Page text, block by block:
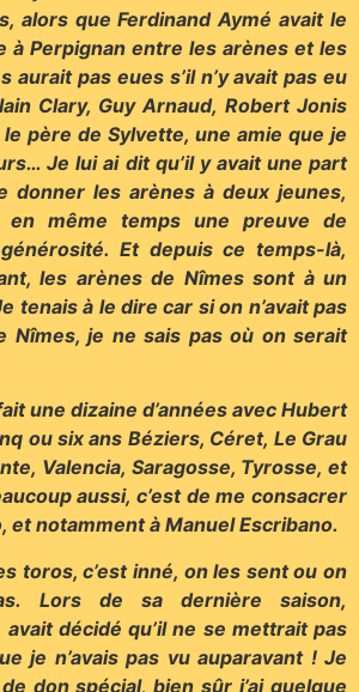
alors que Ferdinand Aymé avait le
à Perpignan entre les arènes et les
aurait pas eues s’il n’y avait pas eu
Clary, Guy Arnaud, Robert Jonis
père de Sylvette, une amie que je
Je lui ai dit qu’il y avait une part
donner les arènes à deux jeunes,
en même temps une preuve de
Et depuis ce temps-là,
les arènes de Nîmes sont à un
tenais à le dire car si on n’avait pas
Nîmes, je ne sais pas où on serait
une dizaine d’années avec Hubert
ou six ans Béziers, Céret, Le Grau
Valencia, Saragosse, Tyrosse, et
aussi, c’est de me consacrer
et notamment à Manuel Escribano.
toros, c’est inné, on les sent ou on
Lors de sa dernière saison,
décidé qu’il ne se mettrait pas
je n’avais pas vu auparavant ! Je
don spécial, bien sûr j’ai quelque